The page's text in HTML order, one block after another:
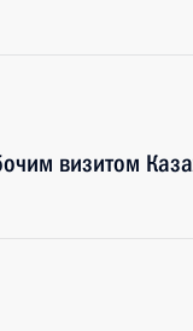
визитом